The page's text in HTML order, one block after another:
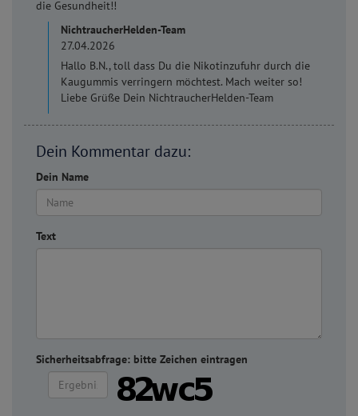
die Gesundheit!!
NichtraucherHelden-Team
27.04.2026
Hallo B.N., toll dass Du die Nikotinzufuhr durch die
Kaugummis verringern möchtest. Mach weiter so!
Liebe Grüße Dein NichtraucherHelden-Team
Dein Kommentar dazu:
Dein Name
Text
Sicherheitsabfrage: bitte Zeichen eintragen